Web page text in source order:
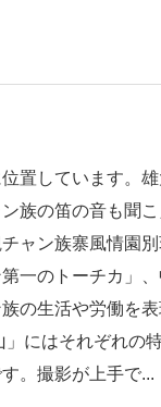
置しています。
族の笛の音も聞
ャン族寨風情園
一のトーチカ」
の生活や労働を表
にはそれぞれの
。撮影が上手で...